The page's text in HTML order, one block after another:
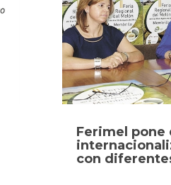
Ferimel pone
con